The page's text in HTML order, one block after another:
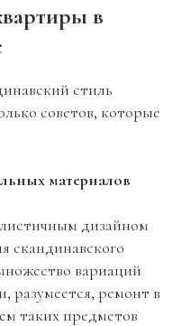
в
стиль
советов, которые
материалов
дизайном
скандинавского
вариаций
разумеется, ремонт в
таких предметов